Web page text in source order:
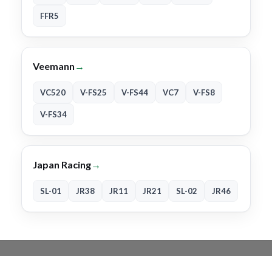
FFR5
Veemann →
VC520 V-FS25 V-FS44 VC7 V-FS8
V-FS34
Japan Racing→
SL-01 JR38 JR11 JR21 SL-02 JR46